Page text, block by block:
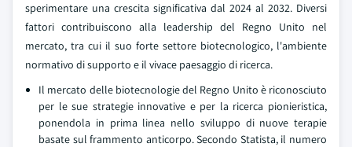
sperimentare una crescita significativa dal 2024 al 2032. Diversi
fattori contribuiscono alla leadership del Regno Unito nel
mercato, tra cui il suo forte settore biotecnologico, l'ambiente
normativo di supporto e il vivace paesaggio di ricerca.
Il mercato delle biotecnologie del Regno Unito è riconosciuto
per le sue strategie innovative e per la ricerca pionieristica,
ponendola in prima linea nello sviluppo di nuove terapie
basate sul frammento anticorpo. Secondo Statista, il numero